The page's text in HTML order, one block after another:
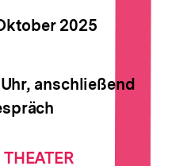
2025
Uhr, anschließend